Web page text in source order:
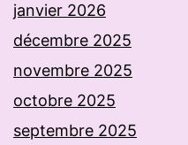
janvier 2026
décembre 2025
novembre 2025
octobre 2025
septembre 2025